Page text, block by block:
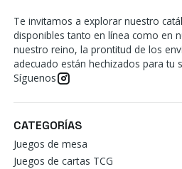
Te invitamos a explorar nuestro
disponibles tanto en línea como en
nuestro reino, la prontitud de los
adecuado están hechizados para tu
Síguenos
CATEGORÍAS
Juegos de mesa
Juegos de cartas TCG